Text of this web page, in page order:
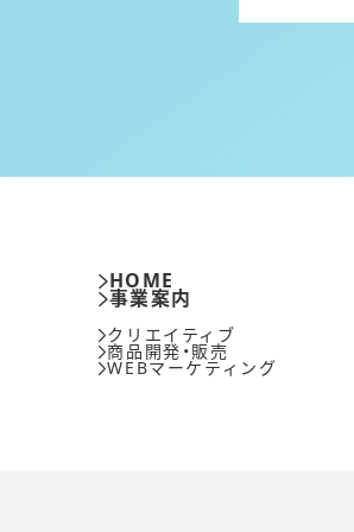
HOME
事業案内
クリエイティブ
商品開発・販売
WEBマーケティング